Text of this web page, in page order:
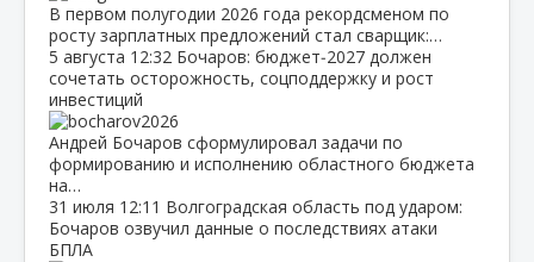
В первом полугодии 2026 года рекордсменом по
росту зарплатных предложений стал сварщик:…
5 августа 12:32 Бочаров: бюджет‑2027 должен
сочетать осторожность, соцподдержку и рост
инвестиций
Андрей Бочаров сформулировал задачи по
формированию и исполнению областного бюджета
на…
31 июля 12:11 Волгоградская область под ударом:
Бочаров озвучил данные о последствиях атаки
БПЛА